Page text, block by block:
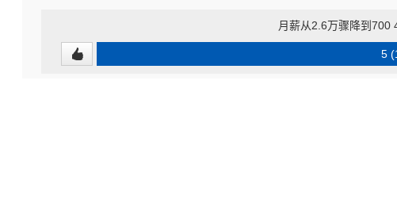
月薪从2.6万骤降到700
5